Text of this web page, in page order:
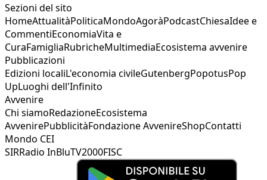
Sezioni del sito
HomeAttualitàPoliticaMondoAgoràPodcastChiesaIdee e
CommentiEconomiaVita e
CuraFamigliaRubricheMultimediaEcosistema avvenire
Pubblicazioni
Edizioni localiL'economia civileGutenbergPopotusPop
UpLuoghi dell'Infinito
Avvenire
Chi siamoRedazioneEcosistema
AvvenirePubblicitàFondazione AvvenireShopContatti
Mondo CEI
SIRRadio InBluTV2000FISC